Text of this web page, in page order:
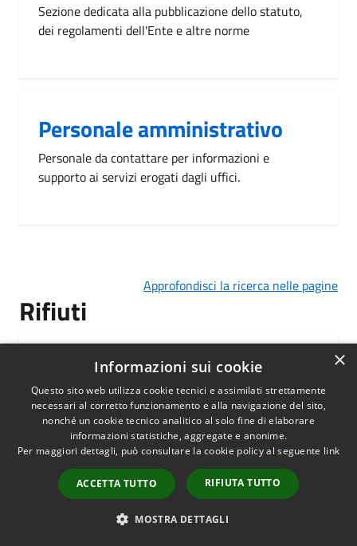
Sezione dedicata alla pubblicazione dello statuto,
dei regolamenti dell'Ente e altre norme
Personale amministrativo
Personale da contattare per informazioni e
supporto ai servizi erogati dagli uffici.
Approfondisci la ricerca nelle pagine
Rifiuti
Calendari raccolta rifiuti
Prenota ritiro rifiuti
×
Informazioni sui cookie
Questo sito web utilizza cookie tecnici e assimilati strettamente
necessari al corretto funzionamento e alla navigazione del sito,
nonché un cookie tecnico analitico al solo fine di elaborare
informazioni statistiche, aggregate e anonime.
Per maggiori dettagli, può consultare la cookie policy al seguente link
ACCETTA TUTTO RIFIUTA TUTTO
MOSTRA DETTAGLI